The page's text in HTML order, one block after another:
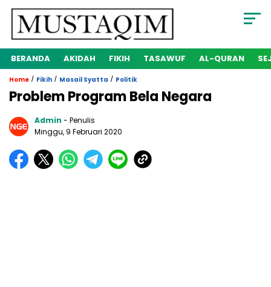
BERANDA AKIDAH FIKIH TASAWUF AL-QURAN
Home / Fikih / Masail Syatta / Politik
Problem Program Bela Negara
Admin - Penulis
Minggu, 9 Februari 2020